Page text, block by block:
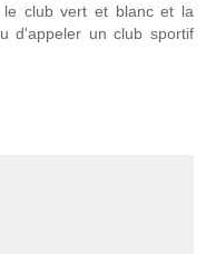
club vert et blanc et la
d'appeler un club sportif